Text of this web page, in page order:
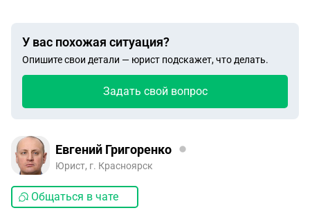
У вас похожая ситуация?
Опишите свои детали — юрист подскажет, что делать.
Задать свой вопрос
Евгений Григоренко
Юрист, г. Красноярск
Общаться в чате